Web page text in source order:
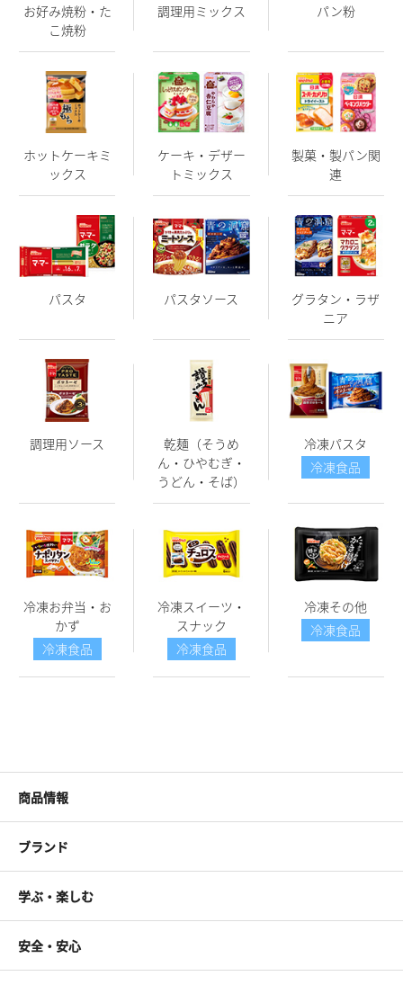
お好み焼粉・た
こ焼粉
調理用ミックス パン粉
ホットケーキミ
ックス
ケーキ・デザー
トミックス
製菓・製パン関
連
パスタ パスタソース
グラタン・ラザ
ニア
調理用ソース
乾麺（そうめ
ん・ひやむぎ・
うどん・そば）
冷凍パスタ
冷凍食品
冷凍お弁当・お
かず
冷凍食品
冷凍スイーツ・
スナック
冷凍食品
冷凍その他
冷凍食品
商品情報
ブランド
学ぶ・楽しむ
安全・安心